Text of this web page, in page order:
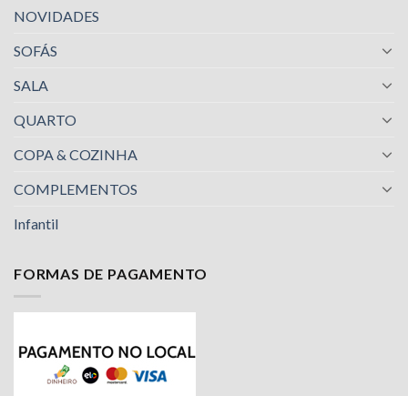
NOVIDADES
SOFÁS
SALA
QUARTO
COPA & COZINHA
COMPLEMENTOS
Infantil
FORMAS DE PAGAMENTO
Nossa equipe de suporte ao cliente está aqui
nos qualquer coisa!